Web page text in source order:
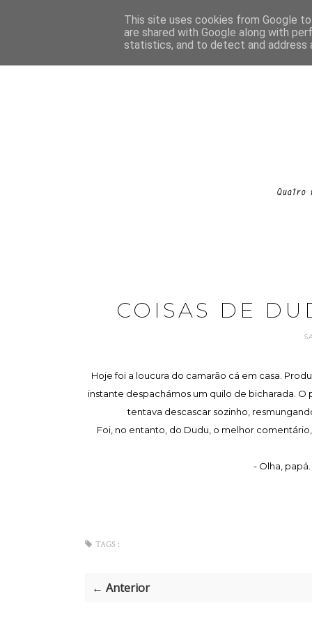
COISAS DE
Hoje foi a loucura do camarão cá em casa.
instante despachámos um quilo de bicharada. O
tentava descascar sozinho,
Foi, no entanto, do Dudu, o melhor
- Olha,
TAGS :
← Anterior
This site uses cookies from Google
are shared with Google along with
statistics, and to detect and address